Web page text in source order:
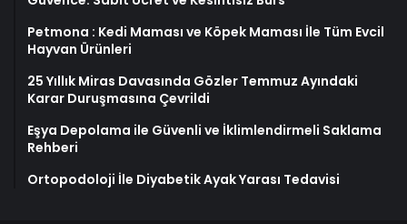
Petmona : Kedi Maması ve Köpek Maması İle Tüm Evcil
Hayvan Ürünleri
25 Yıllık Miras Davasında Gözler Temmuz Ayındaki
Karar Duruşmasına Çevrildi
Eşya Depolama ile Güvenli ve İklimlendirmeli Saklama
Rehberi
Ortopodoloji İle Diyabetik Ayak Yarası Tedavisi